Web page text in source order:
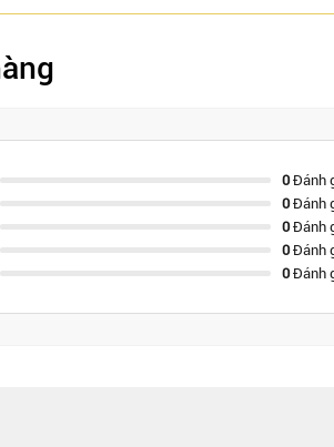
0Đánh
0Đánh
0Đánh
0Đánh
0Đánh